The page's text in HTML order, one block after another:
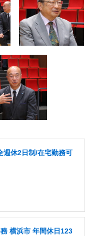
週休2日制/在宅勤務可
横浜市 年間休日123